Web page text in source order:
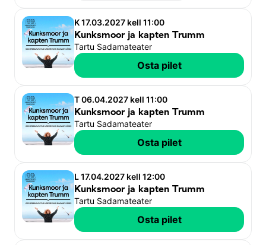
K 17.03.2027 kell 11:00
Kunksmoor ja kapten Trumm
Tartu Sadamateater
Osta pilet
T 06.04.2027 kell 11:00
Kunksmoor ja kapten Trumm
Tartu Sadamateater
Osta pilet
L 17.04.2027 kell 12:00
Kunksmoor ja kapten Trumm
Tartu Sadamateater
Osta pilet